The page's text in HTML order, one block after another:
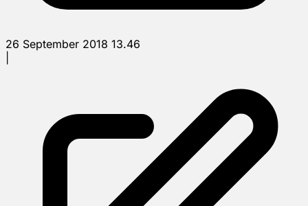
26 September 2018 13.46